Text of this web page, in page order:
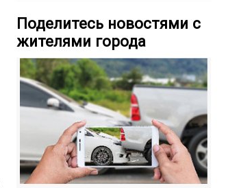
Поделитесь новостями с
жителями города